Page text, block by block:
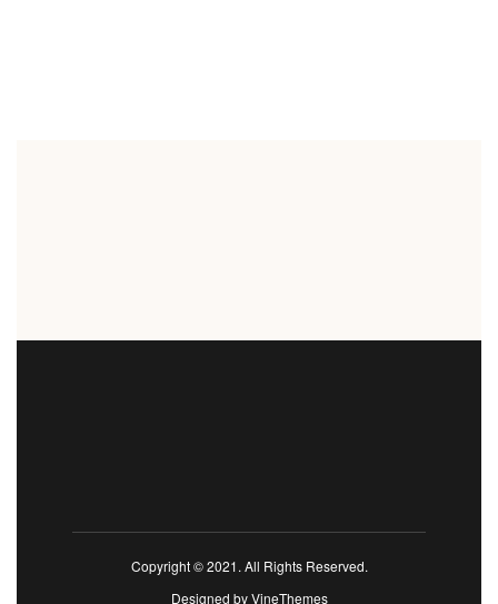
Copyright © 2021. All Rights Reserved.
Designed byVineThemes